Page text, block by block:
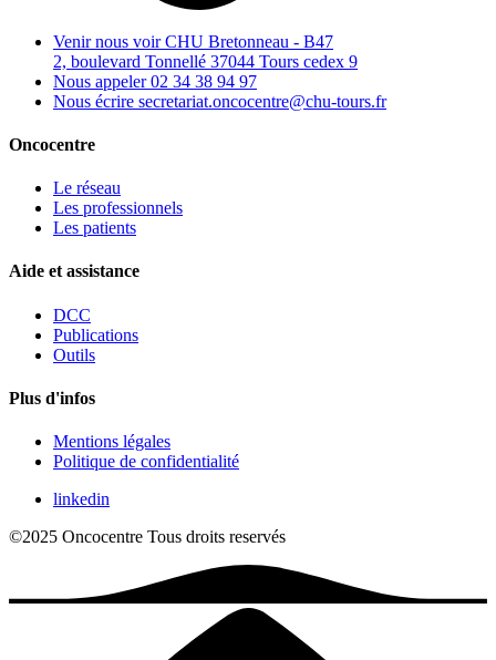
Venir nous voir CHU Bretonneau - B47
2, boulevard Tonnellé 37044 Tours cedex 9
Nous appeler 02 34 38 94 97
Nous écrire secretariat.oncocentre@chu-tours.fr
Oncocentre
Le réseau
Les professionnels
Les patients
Aide et assistance
DCC
Publications
Outils
Plus d'infos
Mentions légales
Politique de confidentialité
linkedin
©2025 Oncocentre Tous droits reservés